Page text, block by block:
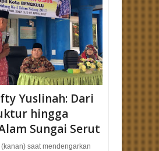
Yuslinah: Dari
hingga
Sungai Serut
saat mendengarkan